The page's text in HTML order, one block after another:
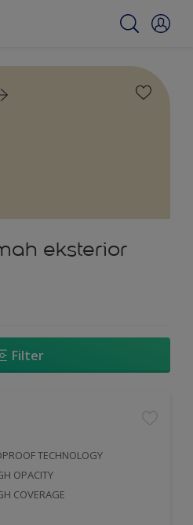
eksterior
Filter
TECHNOLOGY
OPACITY
COVERAGE